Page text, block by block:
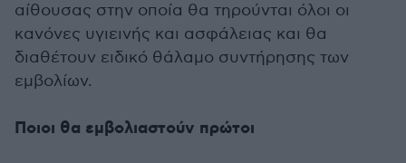
αίθουσας στην οποία θα τηρούνται όλοι οι
κανόνες υγιεινής και ασφάλειας και θα
διαθέτουν ειδικό θάλαμο συντήρησης των
εμβολίων.
Ποιοι θα εμβολιαστούν πρώτοι